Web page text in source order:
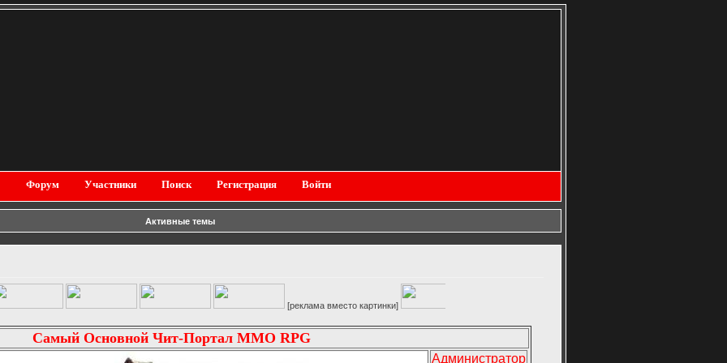
Форум Участники Поиск Регистрация Войти
Активные темы
[реклама вместо картинки]
Самый Основной Чит-Портал MMO RPG
Администратор